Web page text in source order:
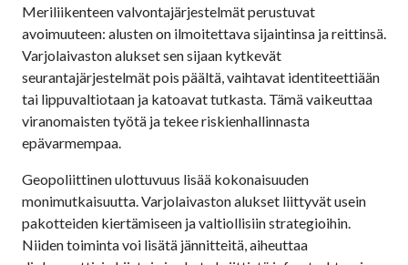
Meriliikenteen valvontajärjestelmät perustuvat
avoimuuteen: alusten on ilmoitettava sijaintinsa ja reittinsä.
Varjolaivaston alukset sen sijaan kytkevät
seurantajärjestelmät pois päältä, vaihtavat identiteettiään
tai lippuvaltiotaan ja katoavat tutkasta. Tämä vaikeuttaa
viranomaisten työtä ja tekee riskienhallinnasta
epävarmempaa.
Geopoliittinen ulottuvuus lisää kokonaisuuden
monimutkaisuutta. Varjolaivaston alukset liittyvät usein
pakotteiden kiertämiseen ja valtiollisiin strategioihin.
Niiden toiminta voi lisätä jännitteitä, aiheuttaa